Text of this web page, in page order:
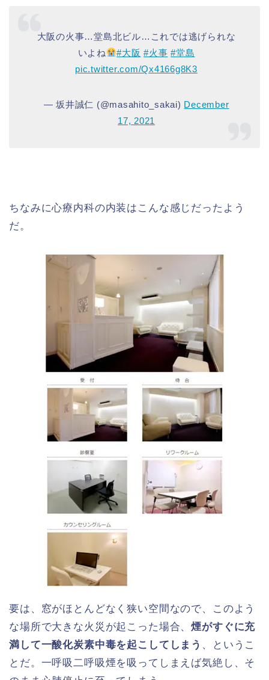
大阪の火事…堂島北ビル…これでは逃げられな
いよね
#大阪 #火事 #堂島
pic.twitter.com/Qx4166g8K3
— 坂井誠仁 (@masahito_sakai) December
17, 2021
ちなみに心療内科の内装はこんな感じだったよう
だ。
要は、窓がほとんどなく狭い空間なので、このよう
な場所で大きな火災が起こった場合、煙がすぐに充
満して一酸化炭素中毒を起こしてしまう 、というこ
とだ。一呼吸二呼吸煙を吸ってしまえば気絶し、そ